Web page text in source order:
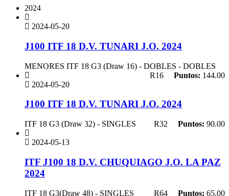
2024
2024-05-20
J100 ITF 18 D.V. TUNARI J.O. 2024
MENORES ITF 18 G3 (Draw 16) - DOBLES - DOBLES
R16
Puntos: 144.00
2024-05-20
J100 ITF 18 D.V. TUNARI J.O. 2024
ITF 18 G3 (Draw 32) - SINGLES R32 Puntos: 90.00
2024-05-13
ITF J100 18 D.V. CHUQUIAGO J.O. LA PAZ
2024
ITF 18 G3(Draw 48) - SINGLES R64 Puntos: 65.00